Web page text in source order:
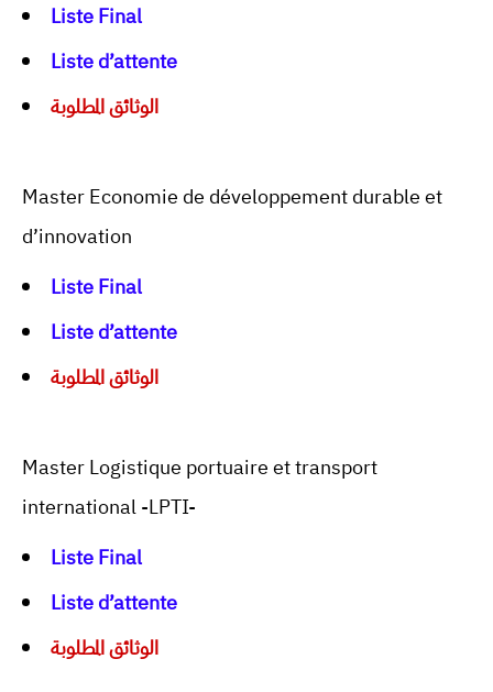
Liste Final
Liste d’attente
الوثائق المطلوبة
Master Economie de développement durable et
d’innovation
Liste Final
Liste d’attente
الوثائق المطلوبة
Master Logistique portuaire et transport
international -LPTI-
Liste Final
Liste d’attente
الوثائق المطلوبة